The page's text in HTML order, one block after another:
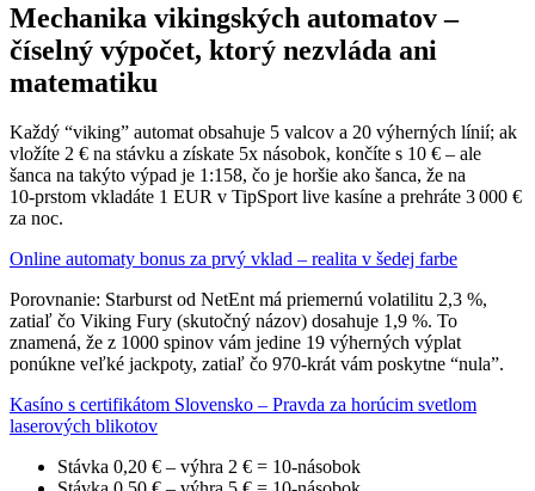
Mechanika vikingských automatov –
číselný výpočet, ktorý nezvláda ani
matematiku
Každý “viking” automat obsahuje 5 valcov a 20 výherných línií; ak
vložíte 2 € na stávku a získate 5x násobok, končíte s 10 € – ale
šanca na takýto výpad je 1:158, čo je horšie ako šanca, že na
10‑prstom vkladáte 1 EUR v TipSport live kasíne a prehráte 3 000 €
za noc.
Online automaty bonus za prvý vklad – realita v šedej farbe
Porovnanie: Starburst od NetEnt má priemernú volatilitu 2,3 %,
zatiaľ čo Viking Fury (skutočný názov) dosahuje 1,9 %. To
znamená, že z 1000 spinov vám jedine 19 výherných výplat
ponúkne veľké jackpoty, zatiaľ čo 970‑krát vám poskytne “nula”.
Kasíno s certifikátom Slovensko – Pravda za horúcim svetlom
laserových blikotov
Stávka 0,20 € – výhra 2 € = 10‑násobok